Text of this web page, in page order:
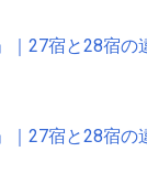
｜27宿と28宿の
｜27宿と28宿の